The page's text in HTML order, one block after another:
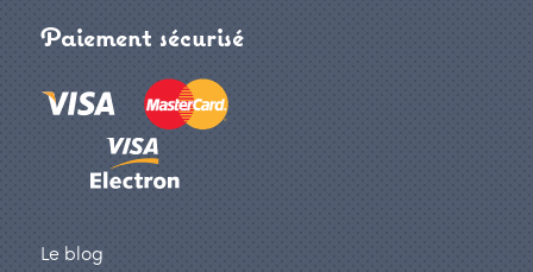
Paiement sécurisé
Le blog